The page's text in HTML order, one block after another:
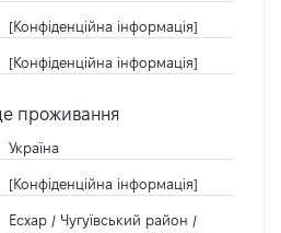
[Конфіденційна інформація]
[Конфіденційна інформація]
проживання
Україна
[Конфіденційна інформація]
Есхар / Чугуївський район /